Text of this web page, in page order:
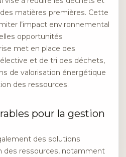
matières premières. Cette
l’impact environnemental
opportunités
met en place des
et de tri des déchets,
de valorisation énergétique
des ressources.
pour la gestion
des solutions
des ressources, notamment